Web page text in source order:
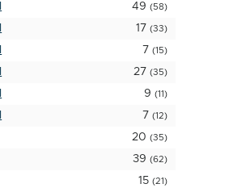
49 (58)
17 (33)
7 (15)
27 (35)
9 (11)
7 (12)
20 (35)
39 (62)
15 (21)